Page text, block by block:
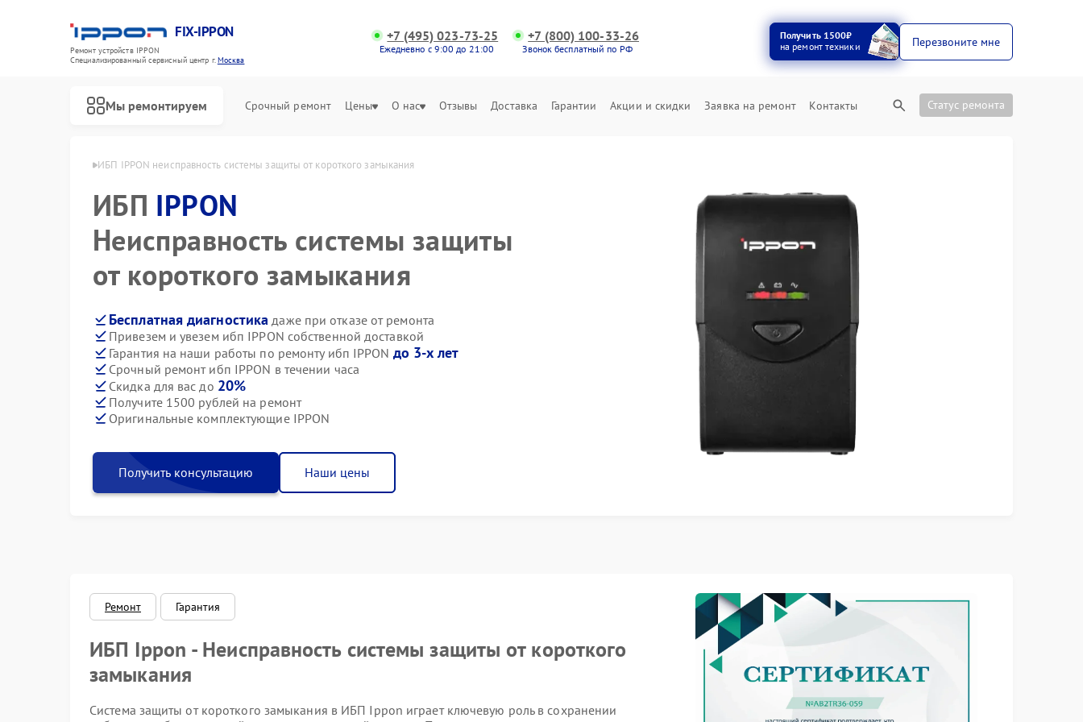
FIX-IPPON
Ремонт устройств IPPON
Специализированный cервисный центр г.Москва
+7 (495) 023-73-25
Ежедневно с 9:00 до 21:00
+7 (800) 100-33-26
Звонок бесплатный по РФ
Получить 1500₽
на ремонт техники
Перезвоните мне
Мы ремонтируем Срочный ремонт Цены О нас Отзывы Доставка Гарантии Акции и скидки Заявка на ремонт Контакты Статус ремонта
IPPON в Москве ИБП IPPON неисправность системы защиты от короткого замыкания
ИБП IPPON
Неисправность системы защиты
от короткого замыкания
Бесплатная диагностика даже при отказе от ремонта
Привезем и увезем ибп IPPON собственной доставкой
Гарантия на наши работы по ремонту ибп IPPON до 3-х лет
Срочный ремонт ибп IPPON в течении часа
Скидка для вас до 20%
Получите 1500 рублей на ремонт
Оригинальные комплектующие IPPON
Получить консультацию Наши цены
Ремонт Гарантия
ИБП Ippon - Неисправность системы защиты от короткого
замыкания
Система защиты от короткого замыкания в ИБП Ippon играет ключевую роль в сохранении